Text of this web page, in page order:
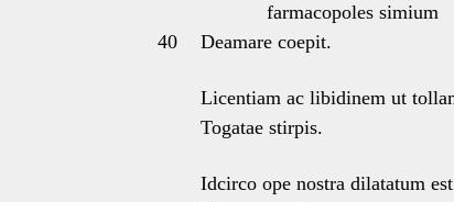
farmacopoles simium
40
Deamare coepit.
Licentiam ac libidinem ut
Togatae stirpis.
Idcirco ope nostra dilatatum